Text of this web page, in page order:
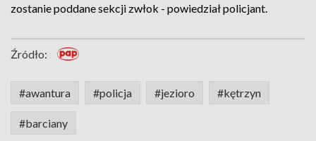
zostanie poddane sekcji zwłok - powiedział policjant.
Źródło:
#awantura #policja #jezioro #kętrzyn
#barciany